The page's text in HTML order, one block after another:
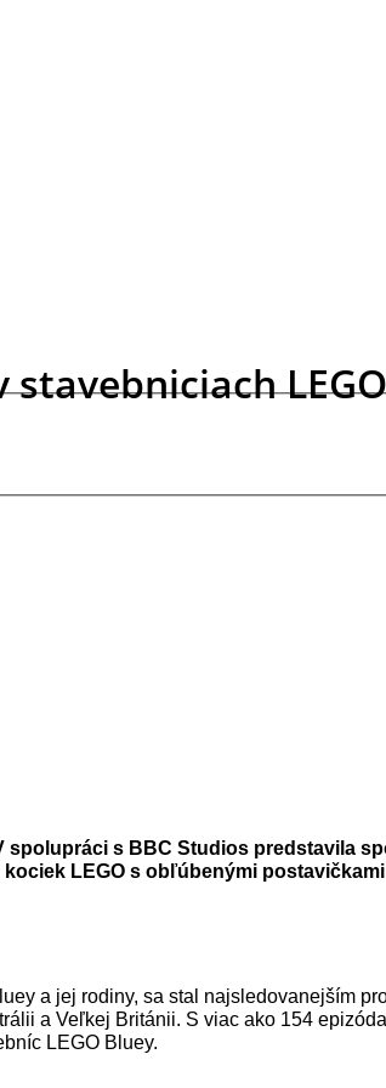
stavebniciach
spolupráci s BBC Studios predstavila
LEGO s obľúbenými
a jej rodiny, sa stal najsledovanejším
a Veľkej Británii. S viac ako 154
LEGO Bluey.